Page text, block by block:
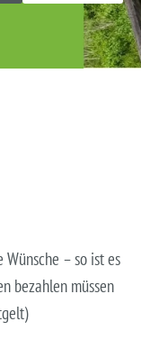
– so ist es
bezahlen müssen